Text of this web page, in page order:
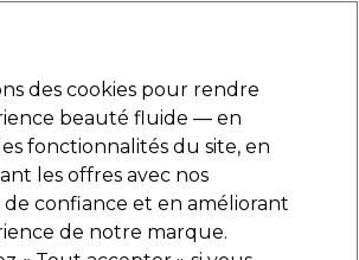
Se connecter
Coiffure Electro et Matériel
Livraison et délais
lire la suite
des cookies pour rendre
beauté fluide — en
fonctionnalités du site, en
les offres avec nos
de confiance et en améliorant
de notre marque.